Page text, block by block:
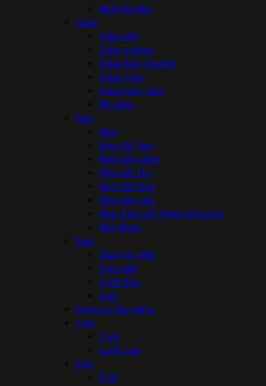
Mũi lấy dấu
Giũa
Giũa dẹt
Giũa vuông
Giũa bán nguyệt
Giũa tròn
Giũa tam giác
Bộ giũa
Kéo
Kéo
Kéo cắt tôn
Kéo cắt cành
Kéo cắt tỉa
Kéo cắt ống
Kéo cắt cáp
Kéo, kìm cắt thép cộng lực
Kéo khác
Dao
Dao rọc giấy
Dao gấp
Lưỡi dao
Dao
Dụng cụ đa năng
Cưa
Cưa
Lưỡi cưa
Kẹp
Ê tô